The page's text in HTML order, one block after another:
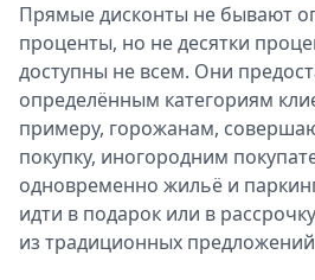
Прямые дисконты не бывают
проценты, но не десятки
доступны не всем. Они
определённым категориям
примеру, горожанам,
покупку, иногородним
одновременно жильё и
идти в подарок или в
из традиционных предложений